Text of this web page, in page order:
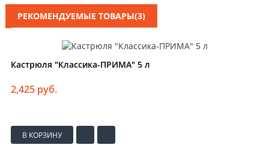
РЕКОМЕНДУЕМЫЕ ТОВАРЫ(3)
Кастрюля "Классика-ПРИМА" 5 л
2,425 руб.
В КОРЗИНУ